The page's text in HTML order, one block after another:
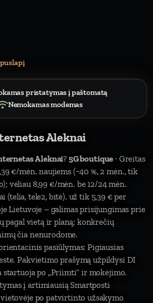
pristatymas į paštomatą
Nemokamas modemas
Aleknai
Aleknai? 5G boutique · Greitas
€/mėn. naujiems (−40 %, 2 mėn., tik
vėliau 8,99 €/mėn. be 12/24 mėn.
(telia, tele2, bitė). už tik 5,39 € per
Lietuvoje – galimas prisijungimas prie
pagal vietą ir planą; konkrečių
čia nenurodome.
pasiūlymas: Pigiausias
Pakvietimo prašymą užpildysi DI
startuoja po „Priimti“ ir mokėjimo.
į artimiausią Smartposti
po patvirtinto užsakymo